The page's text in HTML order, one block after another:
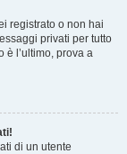
registrato o non hai
privati per tutto
è l’ultimo, prova a
​​di un utente